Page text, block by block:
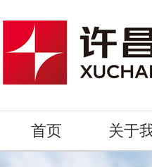
首页 关于